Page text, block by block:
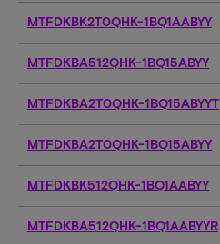
MTFDKBK2T0QHK-1BQ1AABYY
MTFDKBA512QHK-1BQ15ABYY
MTFDKBA2T0QHK-1BQ15ABYYT
MTFDKBA2T0QHK-1BQ15ABYY
MTFDKBK512QHK-1BQ1AABYY
MTFDKBA512QHK-1BQ1AABYYR